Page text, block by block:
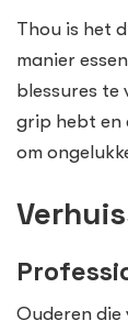
Thou is het
manier
blessures te
grip hebt en
om
Ouderen die